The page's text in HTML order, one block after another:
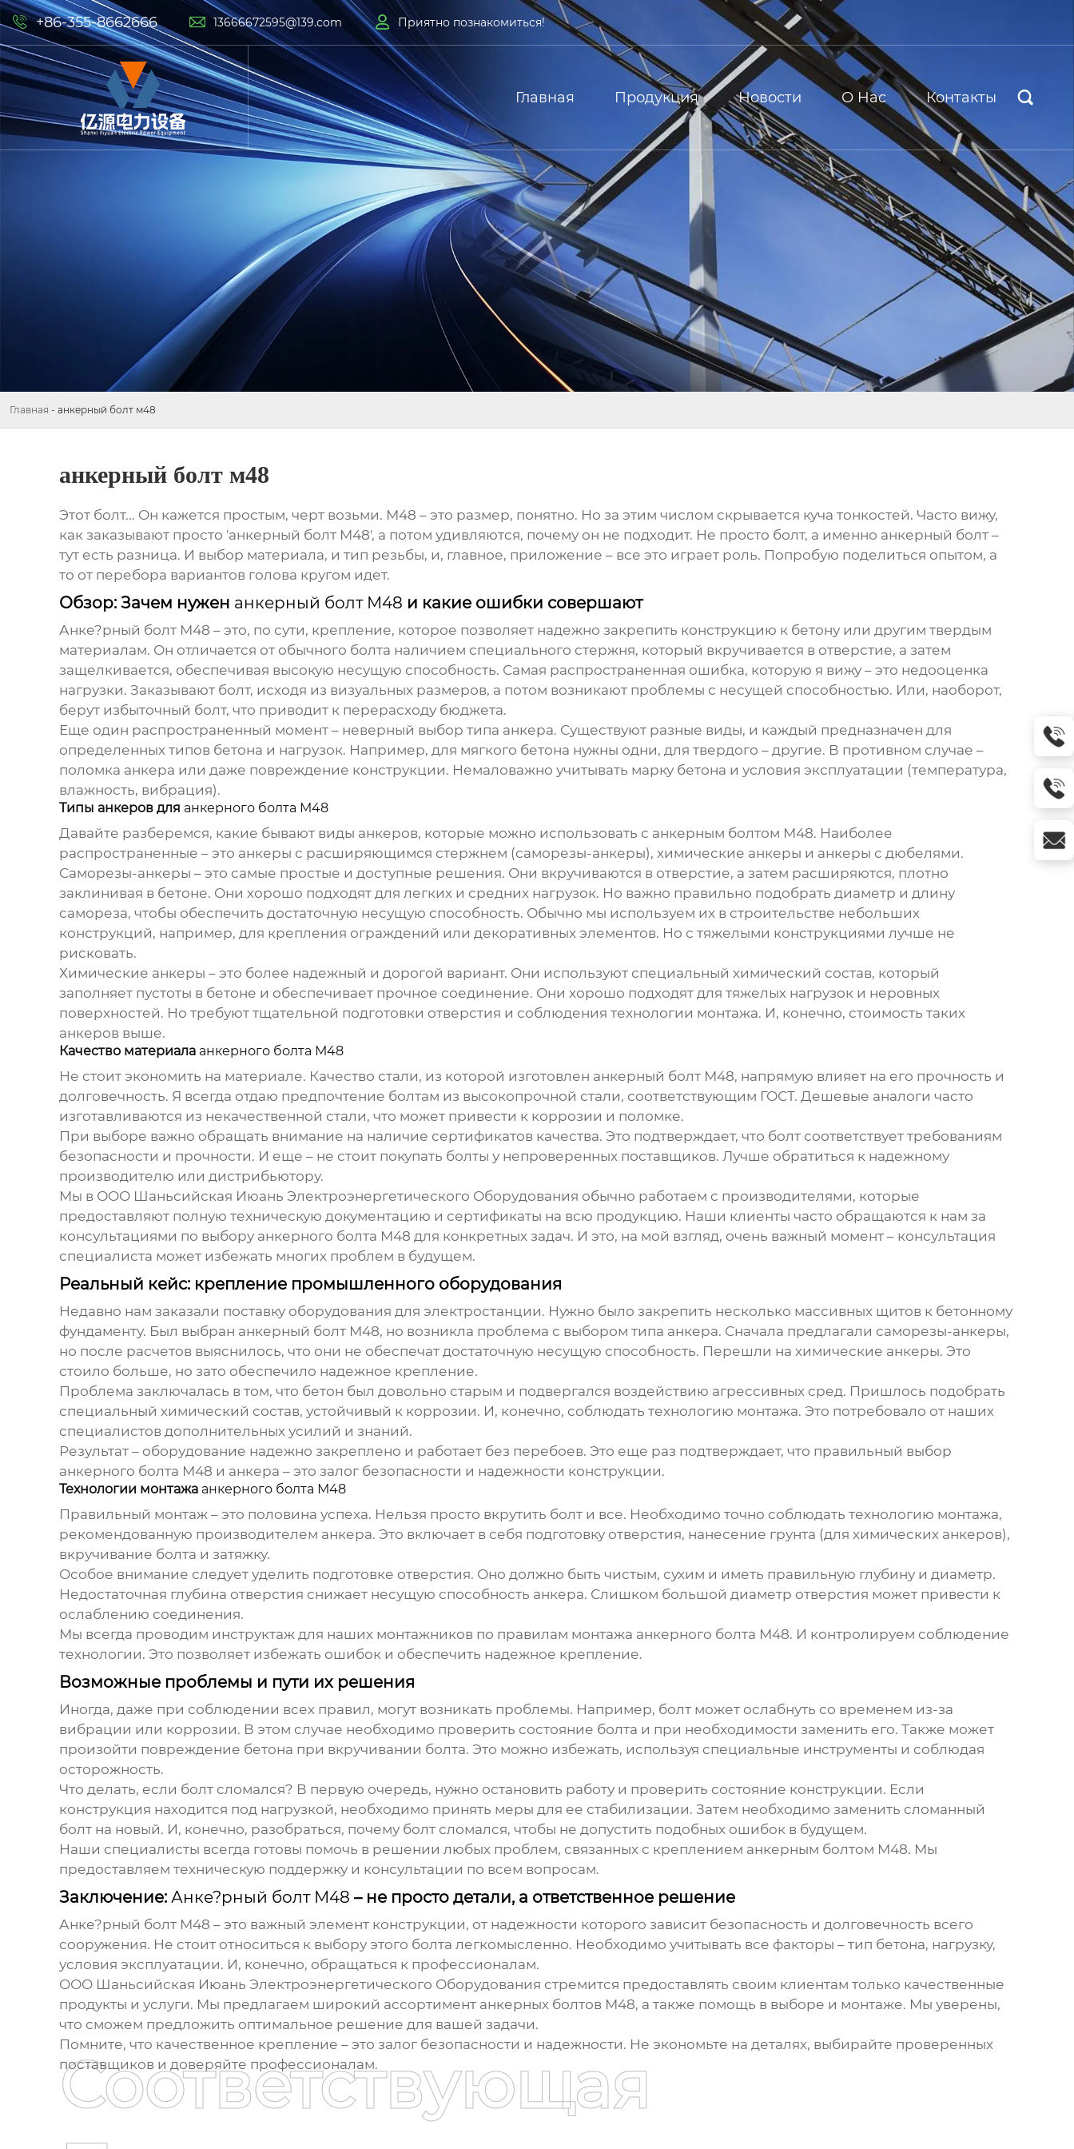
 +86-355-8662666  13666672595@139.com  Приятно познакомиться!
Главная Продукция Новости О Hас Контакты 
Главная - анкерный болт м48
анкерный болт м48
Этот болт... Он кажется простым, черт возьми. М48 – это размер, понятно. Но за этим числом скрывается куча тонкостей. Часто вижу,
как заказывают просто 'анкерный болт М48', а потом удивляются, почему он не подходит. Не просто болт, а именно анкерный болт–
тут есть разница. И выбор материала, и тип резьбы, и, главное, приложение – все это играет роль. Попробую поделиться опытом, а
то от перебора вариантов голова кругом идет.
Обзор: Зачем нужен анкерный болт М48 и какие ошибки совершают
Анке?рный болт М48 – это, по сути, крепление, которое позволяет надежно закрепить конструкцию к бетону или другим твердым
материалам. Он отличается от обычного болта наличием специального стержня, который вкручивается в отверстие, а затем
защелкивается, обеспечивая высокую несущую способность. Самая распространенная ошибка, которую я вижу – это недооценка
нагрузки. Заказывают болт, исходя из визуальных размеров, а потом возникают проблемы с несущей способностью. Или, наоборот,
берут избыточный болт, что приводит к перерасходу бюджета.
Еще один распространенный момент – неверный выбор типа анкера. Существуют разные виды, и каждый предназначен для
определенных типов бетона и нагрузок. Например, для мягкого бетона нужны одни, для твердого – другие. В противном случае –
поломка анкера или даже повреждение конструкции. Немаловажно учитывать марку бетона и условия эксплуатации (температура,
влажность, вибрация).
Типы анкеров для анкерного болта М48
Давайте разберемся, какие бывают виды анкеров, которые можно использовать с анкерным болтом М48. Наиболее
распространенные – это анкеры с расширяющимся стержнем (саморезы-анкеры), химические анкеры и анкеры с дюбелями.
Саморезы-анкеры – это самые простые и доступные решения. Они вкручиваются в отверстие, а затем расширяются, плотно
заклинивая в бетоне. Они хорошо подходят для легких и средних нагрузок. Но важно правильно подобрать диаметр и длину
самореза, чтобы обеспечить достаточную несущую способность. Обычно мы используем их в строительстве небольших
конструкций, например, для крепления ограждений или декоративных элементов. Но с тяжелыми конструкциями лучше не
рисковать.
Химические анкеры – это более надежный и дорогой вариант. Они используют специальный химический состав, который
заполняет пустоты в бетоне и обеспечивает прочное соединение. Они хорошо подходят для тяжелых нагрузок и неровных
поверхностей. Но требуют тщательной подготовки отверстия и соблюдения технологии монтажа. И, конечно, стоимость таких
анкеров выше.
Качество материала анкерного болта М48
Не стоит экономить на материале. Качество стали, из которой изготовлен анкерный болт М48, напрямую влияет на его прочность и
долговечность. Я всегда отдаю предпочтение болтам из высокопрочной стали, соответствующим ГОСТ. Дешевые аналоги часто
изготавливаются из некачественной стали, что может привести к коррозии и поломке.
При выборе важно обращать внимание на наличие сертификатов качества. Это подтверждает, что болт соответствует требованиям
безопасности и прочности. И еще – не стоит покупать болты у непроверенных поставщиков. Лучше обратиться к надежному
производителю или дистрибьютору.
Мы в ООО Шаньсийская Июань Электроэнергетического Оборудования обычно работаем с производителями, которые
предоставляют полную техническую документацию и сертификаты на всю продукцию. Наши клиенты часто обращаются к нам за
консультациями по выбору анкерного болта М48 для конкретных задач. И это, на мой взгляд, очень важный момент – консультация
специалиста может избежать многих проблем в будущем.
Реальный кейс: крепление промышленного оборудования
Недавно нам заказали поставку оборудования для электростанции. Нужно было закрепить несколько массивных щитов к бетонному
фундаменту. Был выбран анкерный болт М48, но возникла проблема с выбором типа анкера. Сначала предлагали саморезы-анкеры,
но после расчетов выяснилось, что они не обеспечат достаточную несущую способность. Перешли на химические анкеры. Это
стоило больше, но зато обеспечило надежное крепление.
Проблема заключалась в том, что бетон был довольно старым и подвергался воздействию агрессивных сред. Пришлось подобрать
специальный химический состав, устойчивый к коррозии. И, конечно, соблюдать технологию монтажа. Это потребовало от наших
специалистов дополнительных усилий и знаний.
Результат – оборудование надежно закреплено и работает без перебоев. Это еще раз подтверждает, что правильный выбор
анкерного болта М48 и анкера – это залог безопасности и надежности конструкции.
Технологии монтажа анкерного болта М48
Правильный монтаж – это половина успеха. Нельзя просто вкрутить болт и все. Необходимо точно соблюдать технологию монтажа,
рекомендованную производителем анкера. Это включает в себя подготовку отверстия, нанесение грунта (для химических анкеров),
вкручивание болта и затяжку.
Особое внимание следует уделить подготовке отверстия. Оно должно быть чистым, сухим и иметь правильную глубину и диаметр.
Недостаточная глубина отверстия снижает несущую способность анкера. Слишком большой диаметр отверстия может привести к
ослаблению соединения.
Мы всегда проводим инструктаж для наших монтажников по правилам монтажа анкерного болта М48. И контролируем соблюдение
технологии. Это позволяет избежать ошибок и обеспечить надежное крепление.
Возможные проблемы и пути их решения
Иногда, даже при соблюдении всех правил, могут возникать проблемы. Например, болт может ослабнуть со временем из-за
вибрации или коррозии. В этом случае необходимо проверить состояние болта и при необходимости заменить его. Также может
произойти повреждение бетона при вкручивании болта. Это можно избежать, используя специальные инструменты и соблюдая
осторожность.
Что делать, если болт сломался? В первую очередь, нужно остановить работу и проверить состояние конструкции. Если
конструкция находится под нагрузкой, необходимо принять меры для ее стабилизации. Затем необходимо заменить сломанный
болт на новый. И, конечно, разобраться, почему болт сломался, чтобы не допустить подобных ошибок в будущем.
Наши специалисты всегда готовы помочь в решении любых проблем, связанных с креплением анкерным болтом М48. Мы
предоставляем техническую поддержку и консультации по всем вопросам.
Заключение: Анке?рный болт М48 – не просто детали, а ответственное решение
Анке?рный болт М48 – это важный элемент конструкции, от надежности которого зависит безопасность и долговечность всего
сооружения. Не стоит относиться к выбору этого болта легкомысленно. Необходимо учитывать все факторы – тип бетона, нагрузку,
условия эксплуатации. И, конечно, обращаться к профессионалам.
ООО Шаньсийская Июань Электроэнергетического Оборудования стремится предоставлять своим клиентам только качественные
продукты и услуги. Мы предлагаем широкий ассортимент анкерных болтов М48, а также помощь в выборе и монтаже. Мы уверены,
что сможем предложить оптимальное решение для вашей задачи.
Помните, что качественное крепление – это залог безопасности и надежности. Не экономьте на деталях, выбирайте проверенных
поставщиков и доверяйте профессионалам.
Соответствующая